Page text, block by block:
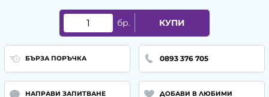
бр. КУПИ
БЪРЗА ПОРЪЧКА 0893 376 705
НАПРАВИ ЗАПИТВАНЕ ДОБАВИ В ЛЮБИМИ